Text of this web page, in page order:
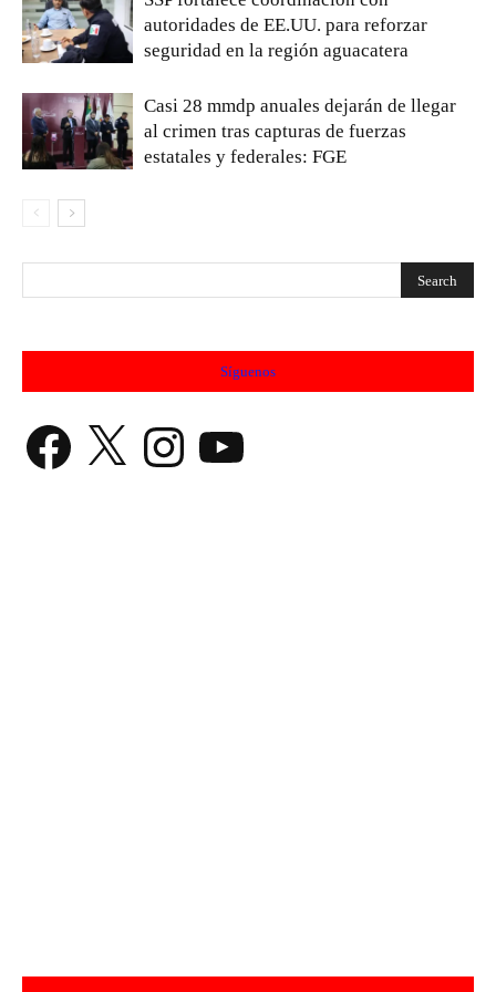
autoridades de EE.UU. para reforzar
seguridad en la región aguacatera
Casi 28 mmdp anuales dejarán de llegar
al crimen tras capturas de fuerzas
estatales y federales: FGE
Síguenos
Facebook X Instagram